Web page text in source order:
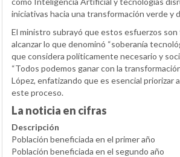
iniciativas hacia una transformación verde y
El ministro subrayó que estos esfuerzos
alcanzar lo que denominó “soberanía
que considera políticamente necesario y
“Todos podemos ganar con la
López, enfatizando que es esencial priorizar
este proceso.
La noticia en cifras
Descripción
Población beneficiada en el primer año
Población beneficiada en el segundo año